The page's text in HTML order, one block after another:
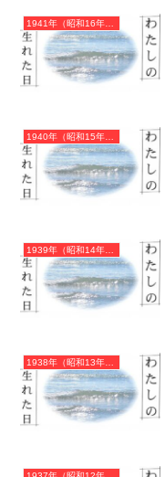
1941年（昭和16年）辛巳（かのとみ）・巳年（へび年）カレンダー（月曜はじまり）
1940年（昭和15年）庚辰（かのえたつ）・辰年（たつ年）カレンダー（月曜はじまり）
1939年（昭和14年）己卯（つちのとう）・卯年（うさぎ年）カレンダー（月曜はじまり）
1938年（昭和13年）戊寅（つちのえとら）・寅年（とら年）カレンダー（月曜はじまり）